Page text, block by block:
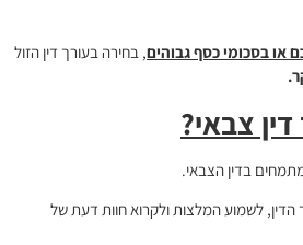
או בסכומי כסף גבוהים, בחירה בעורך דין הזול
צבאי?
בדין הצבאי.
לשמוע המלצות ולקרוא חוות דעת של